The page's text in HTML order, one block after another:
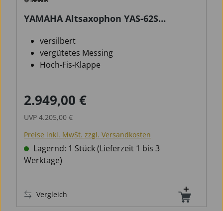
YAMAHA Altsaxophon YAS-62S
versilbert
vergütetes Messing
Hoch-Fis-Klappe
Verkaufspreis:
2.949,00 €
UVP 4.205,00 €
Preise inkl. MwSt. zzgl. Versandkosten
Lagernd: 1 Stück (Lieferzeit 1 bis 3
Werktage)
Vergleich